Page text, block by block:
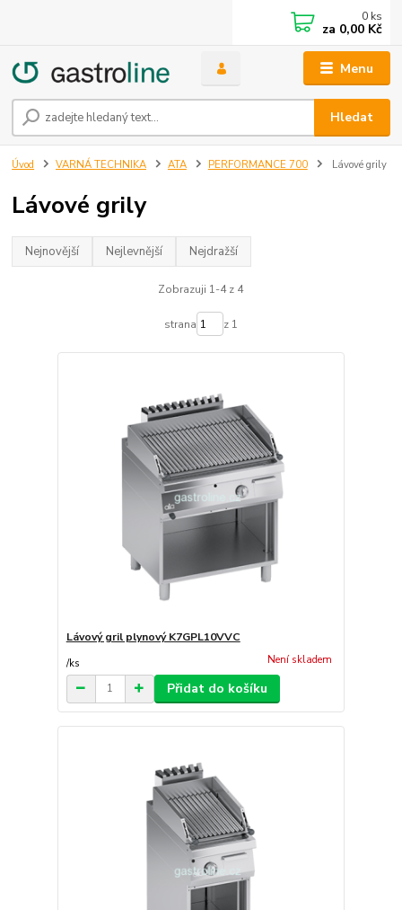
Menu
Hledat
0 ks
za 0,00 Kč
Úvod VARNÁ TECHNIKA ATA PERFORMANCE 700 Lávové grily
Lávové grily
Nejnovější Nejlevnější Nejdražší
Zobrazuji 1-4 z 4
strana z 1
Lávový gril plynový K7GPL10VVC
/ks Není skladem
Přidat do košíku